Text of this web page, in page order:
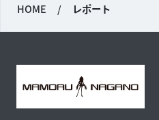
HOME / レポート